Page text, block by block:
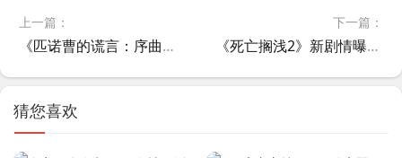
上一篇：
《匹诺曹的谎言：序曲》最新预告片，DLC震撼上线！国区售价129元 解锁傀儡起源新剧情
下一篇：
《死亡搁浅2》新剧情曝光：忽那汐里×艾丽范宁对手戏 小岛秀夫发布最新海报
猜您喜欢